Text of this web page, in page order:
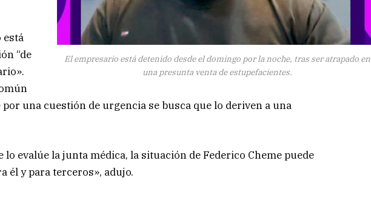
El empresario está detenido desde el domingo por la noche, tras ser atrapado en
una presunta venta de estupefacientes.
está
“de
por una cuestión de urgencia se busca que lo deriven a una
lo evalúe la junta médica, la situación de Federico Cheme puede
él y para terceros», adujo.